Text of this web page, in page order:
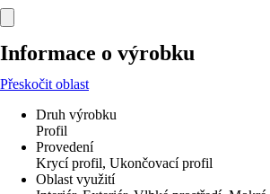
Informace o výrobku
Přeskočit oblast
Druh výrobku
Profil
Provedení
Krycí profil, Ukončovací profil
Oblast využití